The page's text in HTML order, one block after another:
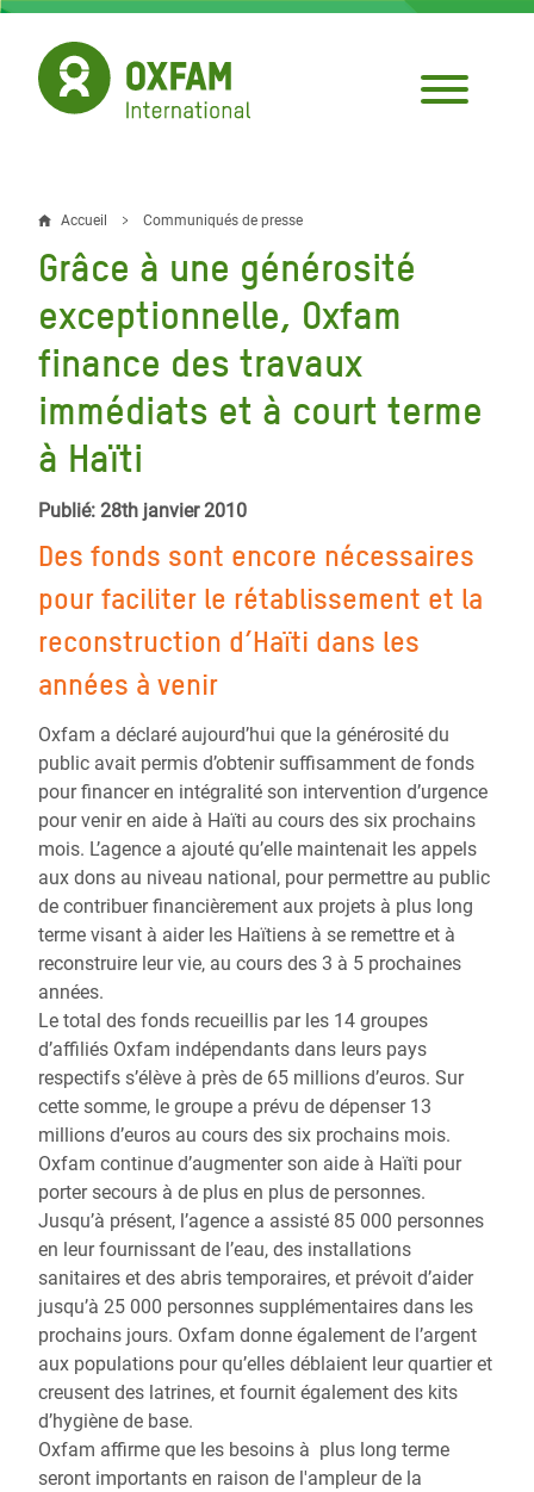
Aller
contenu
principal
Fil
d'Ariane
Accueil Communiqués de presse
Grâce à une générosité
exceptionnelle, Oxfam
finance des travaux
immédiats et à court terme
à Haïti
Publié: 28th janvier 2010
Des fonds sont encore nécessaires
pour faciliter le rétablissement et la
reconstruction d’Haïti dans les
années à venir
Oxfam a déclaré aujourd’hui que la générosité du
public avait permis d’obtenir suffisamment de fonds
pour financer en intégralité son intervention d’urgence
pour venir en aide à Haïti au cours des six prochains
mois. L’agence a ajouté qu’elle maintenait les appels
aux dons au niveau national, pour permettre au public
de contribuer financièrement aux projets à plus long
terme visant à aider les Haïtiens à se remettre et à
reconstruire leur vie, au cours des 3 à 5 prochaines
années.
Le total des fonds recueillis par les 14 groupes
d’affiliés Oxfam indépendants dans leurs pays
respectifs s’élève à près de 65 millions d’euros. Sur
cette somme, le groupe a prévu de dépenser 13
millions d’euros au cours des six prochains mois.
Oxfam continue d’augmenter son aide à Haïti pour
porter secours à de plus en plus de personnes.
Jusqu’à présent, l’agence a assisté 85 000 personnes
en leur fournissant de l’eau, des installations
sanitaires et des abris temporaires, et prévoit d’aider
jusqu’à 25 000 personnes supplémentaires dans les
prochains jours. Oxfam donne également de l’argent
aux populations pour qu’elles déblaient leur quartier et
creusent des latrines, et fournit également des kits
d’hygiène de base.
Oxfam affirme que les besoins à plus long terme
seront importants en raison de l'ampleur de la